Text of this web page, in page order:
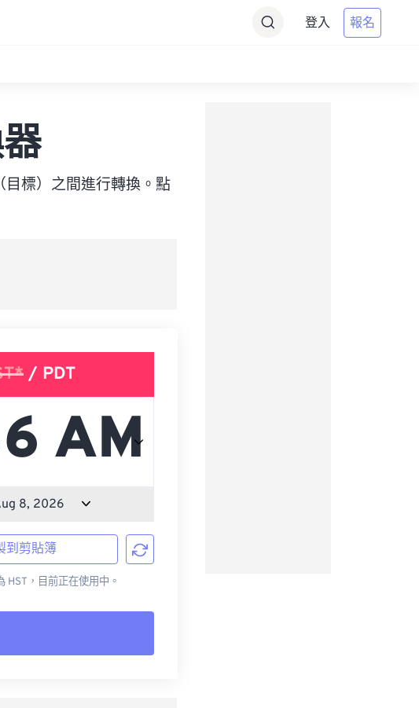
登入 報名
目標）之間進行轉換。點
/ PDT
到剪貼簿
HST，目前正在使用中。